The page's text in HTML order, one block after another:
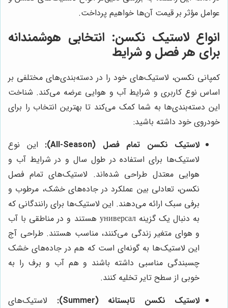
عوامل مؤثر بر قیمت آن‌ها خواهیم پرداخت.
انواع لاستیک نکسن: انتخابی هوشمندانه
برای هر فصل و شرایط
کمپانی نکسن، لاستیک‌های خود را در دسته‌بندی‌های مختلفی بر
اساس نوع کاربری و شرایط آب و هوایی عرضه می‌کند. شناخت
این دسته‌بندی‌ها به شما کمک می‌کند تا بهترین انتخاب را برای
خودروی خود داشته باشید:
لاستیک نکسن تمام فصل (All-Season):
این نوع
لاستیک‌ها برای استفاده در طول سال و در شرایط آب و
هوایی معتدل طراحی شده‌اند. لاستیک‌های تمام فصل
نکسن، تعادلی بین عملکرد در جاده‌های خشک، مرطوب و
برفی سبک ارائه می‌دهند. این لاستیک‌ها برای رانندگانی که
به دنبال یک گزینه универсал هستند و در مناطقی با آب
و هوای متغیر زندگی می‌کنند، مناسب هستند. طراحی آج
این لاستیک‌ها به گونه‌ای است که هم در جاده‌های خشک
چسبندگی مناسبی داشته باشند و هم آب و برف را به
خوبی از سطح تایر تخلیه کنند.
لاستیک نکسن تابستانه (Summer):
لاستیک‌های